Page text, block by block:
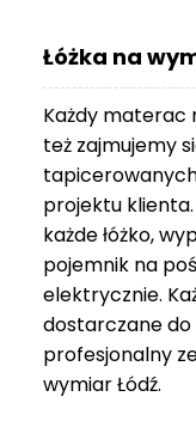
Łóżka na
Każdy materac
też zajmujemy
projektu
każde łóżko,
pojemnik na
elektrycznie.
dostarczane
profesjonalny
wymiar Łódź.